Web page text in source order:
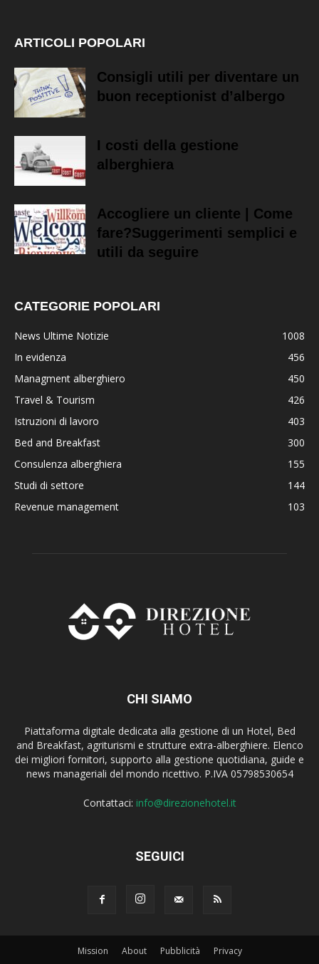
ARTICOLI POPOLARI
Consigli utili per diventare un
buon receptionist d’albergo
I costi della gestione
alberghiera
Accogliere un cliente | Come
fare?Suggerimenti semplici e
utili da seguire
CATEGORIE POPOLARI
News Ultime Notizie
1008
In evidenza
456
Managment alberghiero
450
Travel & Tourism
426
Istruzioni di lavoro
403
Bed and Breakfast
300
Consulenza alberghiera
155
Studi di settore
144
Revenue management
103
CHI SIAMO
Piattaforma digitale dedicata alla gestione di un Hotel, Bed
and Breakfast, agriturismi e strutture extra-alberghiere. Elenco
dei migliori fornitori, supporto alla gestione quotidiana, guide e
news manageriali del mondo ricettivo. P.IVA 05798530654
Contattaci: info@direzionehotel.it
SEGUICI
Mission About Pubblicità Privacy